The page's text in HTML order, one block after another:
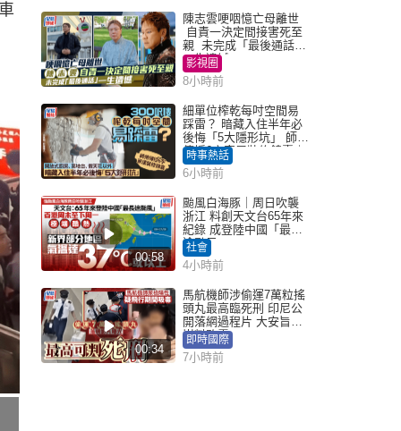
陳志雲哽咽憶亡母離世
自責一決定間接害死至
親 未完成「最後通話」
一生遺憾
影視圈
8小時前
細單位榨乾每吋空間易
踩雷？ 暗藏入住半年必
後悔「5大隱形坑」 師傅
傳授6字家居裝修錦囊｜
Juicy叮
時事熱話
6小時前
00:58
颱風白海豚｜周日吹襲
浙江 料創天文台65年來
紀錄 成登陸中國「最長
途颱風」
社會
4小時前
00:34
馬航機師涉偷運7萬粒搖
頭丸最高臨死刑 印尼公
開落網過程片 大安旨意
豈料敗露
即時國際
7小時前